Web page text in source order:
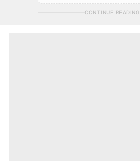
CONTINUE READING